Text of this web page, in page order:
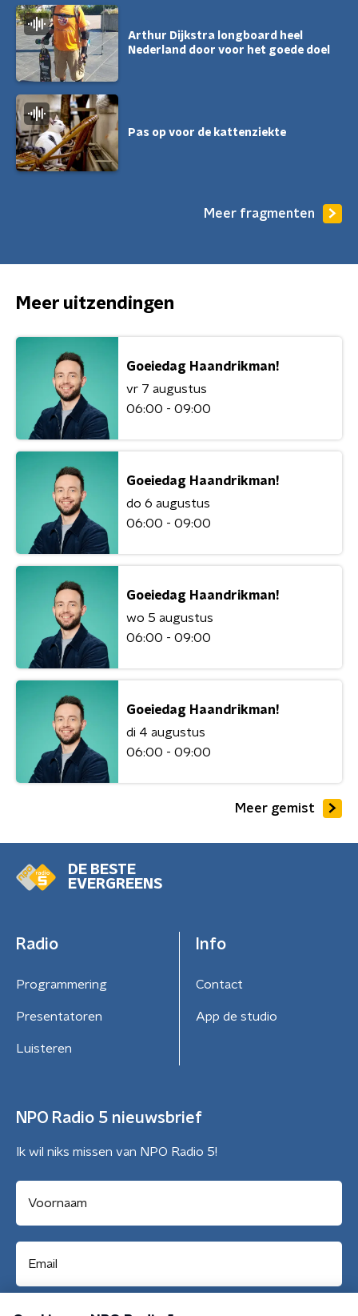
Arthur Dijkstra longboard heel
Nederland door voor het goede doel
Pas op voor de kattenziekte
Meer fragmenten
Meer uitzendingen
Goeiedag Haandrikman!
vr 7 augustus
06:00 - 09:00
Goeiedag Haandrikman!
do 6 augustus
06:00 - 09:00
Goeiedag Haandrikman!
wo 5 augustus
06:00 - 09:00
Goeiedag Haandrikman!
di 4 augustus
06:00 - 09:00
Meer gemist
DE BESTE
EVERGREENS
Radio
Programmering
Presentatoren
Luisteren
Info
Contact
App de studio
NPO Radio 5 nieuwsbrief
Ik wil niks missen van NPO Radio 5!